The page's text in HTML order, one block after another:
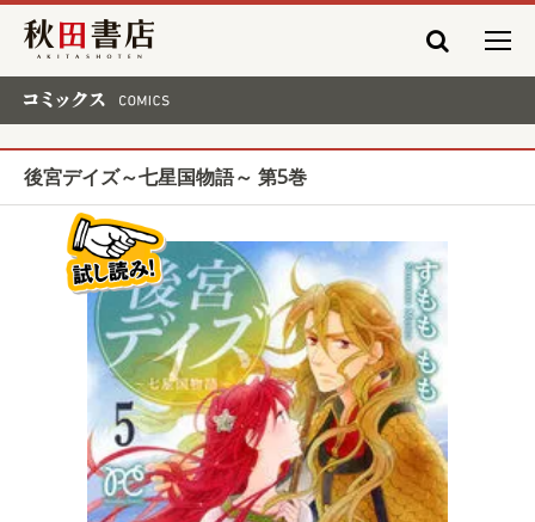
秋田書店
後宮デイズ～七星国物語～ 第5巻